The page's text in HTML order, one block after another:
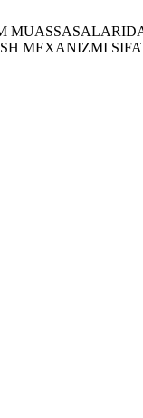
MEXANIZMI